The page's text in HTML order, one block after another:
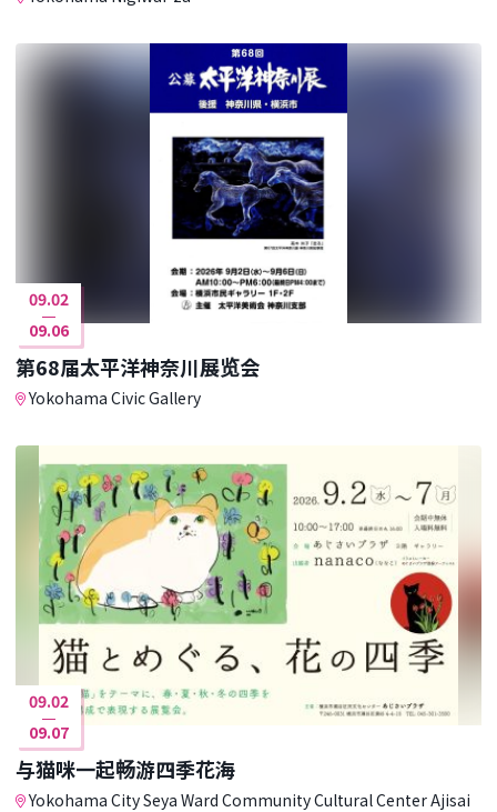
09.02
09.06
第68届太平洋神奈川展览会
Yokohama Civic Gallery
09.02
09.07
与猫咪一起畅游四季花海
Yokohama City Seya Ward Community Cultural Center Ajisai